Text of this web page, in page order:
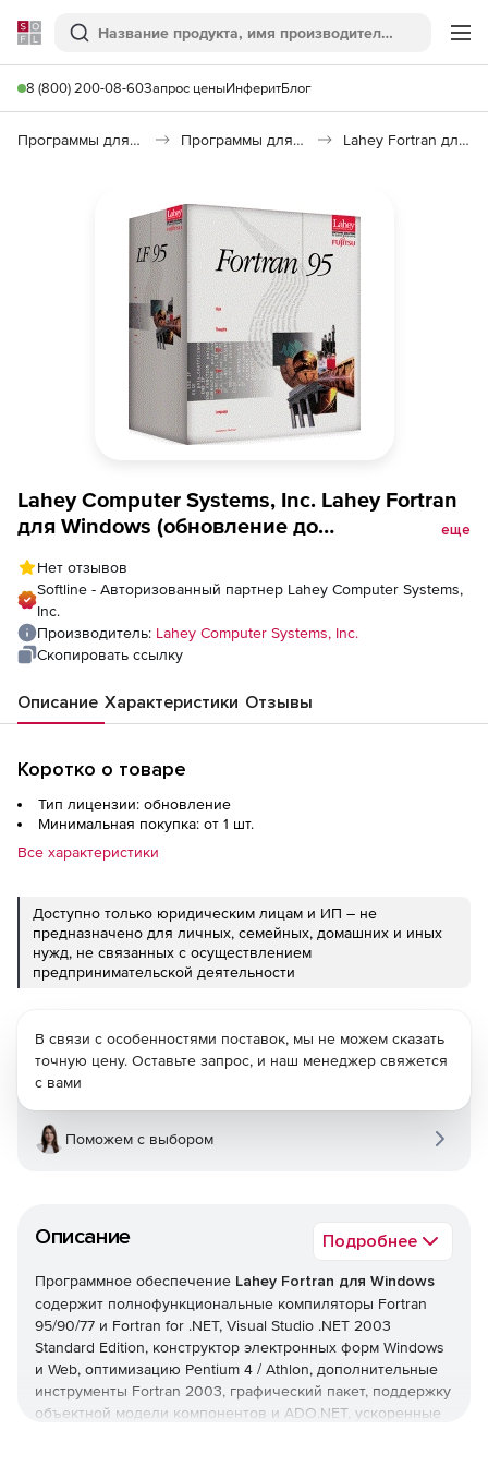
Softline
Поиск
8 (800) 200-08-60Запрос ценыИнферитБлог
Программы для программирования Программы для разработки ПО Lahey Fortran для Windows
Lahey Computer Systems, Inc. Lahey Fortran
для Windows (обновление до
v7.8 from LGF
еще
Нет отзывов
Softline - Авторизованный партнер Lahey Computer Systems,
Inc.
Производитель: Lahey Computer Systems, Inc.
Скопировать ссылку
Описание Характеристики Отзывы
Коротко о товаре
Тип лицензии: обновление
Минимальная покупка: от 1 шт.
Все характеристики
Доступно только юридическим лицам и ИП – не
предназначено для личных, семейных, домашних и иных
нужд, не связанных с осуществлением
предпринимательской деятельности
Описание Подробнее
Программное обеспечение Lahey Fortran для Windows
содержит полнофункциональные компиляторы Fortran
95/90/77 и Fortran for .NET, Visual Studio .NET 2003
Standard Edition, конструктор электронных форм Windows
и Web, оптимизацию Pentium 4 / Athlon, дополнительные
инструменты Fortran 2003, графический пакет, поддержку
объектной модели компонентов и ADO.NET, ускоренные
В связи с особенностями поставок, мы не можем сказать
точную цену. Оставьте запрос, и наш менеджер свяжется
с вами
Поможем с выбором